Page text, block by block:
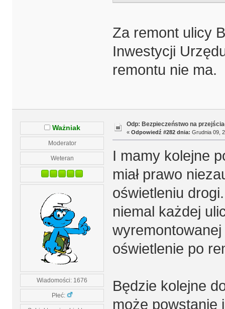
Za remont ulicy
Inwestycji
remontu nie ma.
Ważniak
Moderator
Weteran
Wiadomości: 1676
Płeć:
Odp: Bezpieczeństwo na
« Odpowiedź #282 dnia: Grudnia 09,
I mamy kolejne
miał prawo
oświetleniu
niemal każdej
oświetlenie po
Będzie kolejne
może powstanie